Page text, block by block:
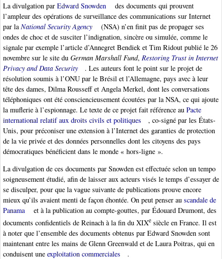
La divulgation par Edward Snowden
des documents qui prouvent
l’ampleur des opérations de surveillance des communications sur Internet
par la National Security Agency
(NSA) n’en finit pas de propager ses
ondes de choc et de susciter l’indignation, sincère ou simulée, comme le
signale par exemple l’article d’Annegret Bendiek et Tim Ridout publié le 26
novembre sur le site du German Marshall Fund, Restoring Trust in Internet
Privacy and Data Security
. Les auteurs font le point sur le projet de
résolution soumis à l’ONU par le Brésil et l’Allemagne, pays avec à leur
tête des dames, Dilma Rousseff et Angela Merkel, dont les conversations
téléphoniques ont été consciencieusement écoutées par la NSA, ce qui ajoute
la muflerie à l’espionnage. Le texte de ce projet fait référence au Pacte
international relatif aux droits civils et politiques
, co-signé par les États-
Unis, pour préconiser une extension à l’Internet des garanties de protection
de la vie privée et des données personnelles dont les citoyens des pays
démocratiques bénéficient dans le monde « hors-ligne ».
La divulgation de ces documents par Snowden est effectuée selon un tempo
soigneusement étudié, afin de laisser aux acteurs visés le temps d’essayer de
se disculper, pour que la vague suivante de publications prouve encore
mieux qu’ils avaient menti de façon éhontée. On peut penser au scandale de
Panama
et à la publication au compte-gouttes, par Édouard Drumont, des
documents confidentiels de Reinach à la fin du XIXe siècle en France. Il est
à noter que l’ensemble des documents obtenus par Edward Snowden sont
maintenant entre les mains de Glenn Greenwald et de Laura Poitras, qui en
conduisent une exploitation commerciales
.